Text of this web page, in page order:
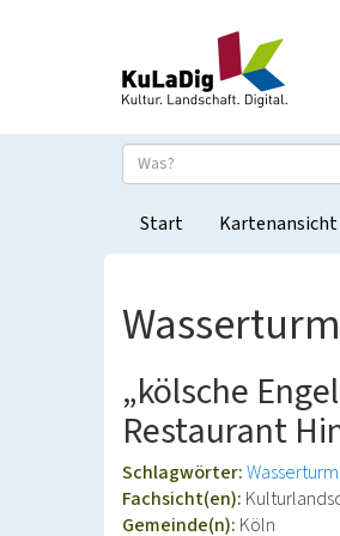
Start Kartenansicht
„kölsche
Restaurant
Schlagwörter:Wasserturm
Fachsicht(en):
Gemeinde(n): Köln